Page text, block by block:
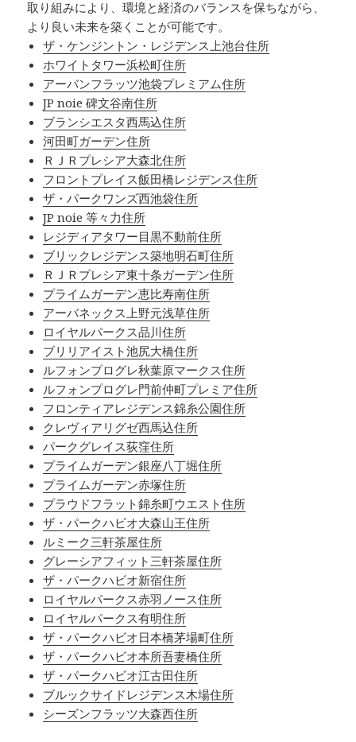
取り組みにより、環境と経済のバランスを保ちながら、
より良い未来を築くことが可能です。
ザ・ケンジントン・レジデンス上池台住所
ホワイトタワー浜松町住所
アーバンフラッツ池袋プレミアム住所
JP noie 碑文谷南住所
ブランシエスタ西馬込住所
河田町ガーデン住所
ＲＪＲプレシア大森北住所
フロントプレイス飯田橋レジデンス住所
ザ・パークワンズ西池袋住所
JP noie 等々力住所
レジディアタワー目黒不動前住所
ブリックレジデンス築地明石町住所
ＲＪＲプレシア東十条ガーデン住所
プライムガーデン恵比寿南住所
アーバネックス上野元浅草住所
ロイヤルパークス品川住所
ブリリアイスト池尻大橋住所
ルフォンプログレ秋葉原マークス住所
ルフォンプログレ門前仲町プレミア住所
フロンティアレジデンス錦糸公園住所
クレヴィアリグゼ西馬込住所
パークグレイス荻窪住所
プライムガーデン銀座八丁堀住所
プライムガーデン赤塚住所
プラウドフラット錦糸町ウエスト住所
ザ・パークハビオ大森山王住所
ルミーク三軒茶屋住所
グレーシアフィット三軒茶屋住所
ザ・パークハビオ新宿住所
ロイヤルパークス赤羽ノース住所
ロイヤルパークス有明住所
ザ・パークハビオ日本橋茅場町住所
ザ・パークハビオ本所吾妻橋住所
ザ・パークハビオ江古田住所
ブルックサイドレジデンス木場住所
シーズンフラッツ大森西住所